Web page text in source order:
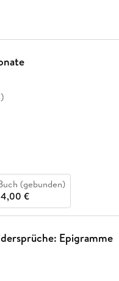
)
(gebunden)
€
Epigramme